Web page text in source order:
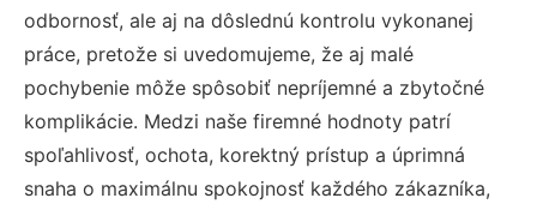
odbornosť, ale aj na dôslednú kontrolu vykonanej
práce, pretože si uvedomujeme, že aj malé
pochybenie môže spôsobiť nepríjemné a zbytočné
komplikácie. Medzi naše firemné hodnoty patrí
spoľahlivosť, ochota, korektný prístup a úprimná
snaha o maximálnu spokojnosť každého zákazníka,